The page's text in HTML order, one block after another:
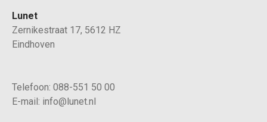
Lunet
Zernikestraat 17, 5612 HZ
Eindhoven
Telefoon: 088-551 50 00
E-mail: info@lunet.nl